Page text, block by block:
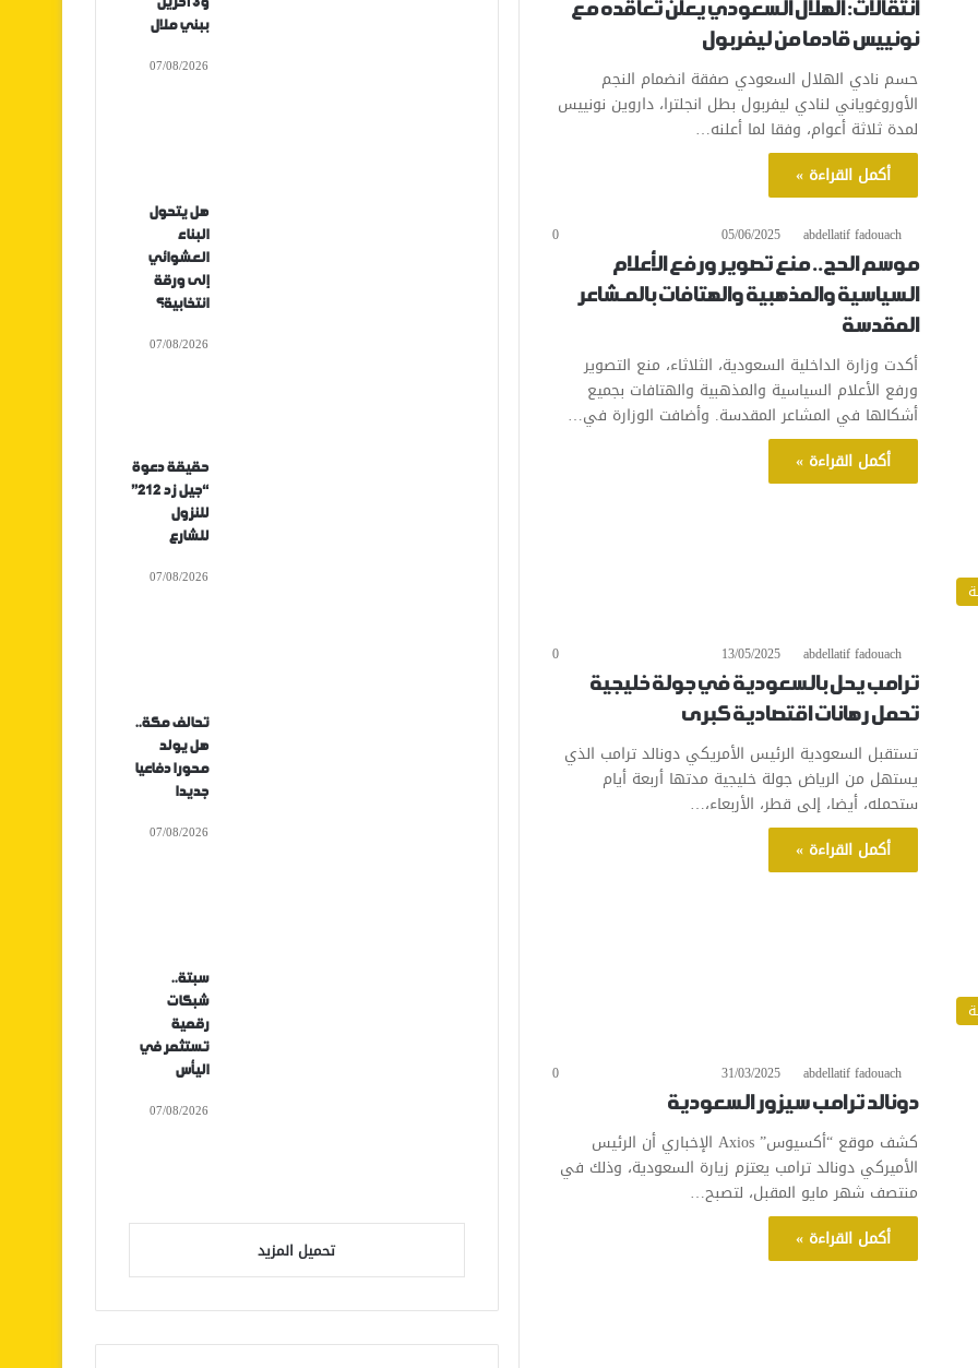
انتقالات: الهلال السعودي يعلن تعاقده مع
نونييس قادما من ليفربول
حسم نادي الهلال السعودي صفقة انضمام النجم
الأوروغوياني لنادي ليفربول بطل انجلترا، داروين نونييس
لمدة ثلاثة أعوام، وفقا لما أعلنه…
أكمل القراءة »
abdellatif fadouach
05/06/2025
0
موسم الحج.. منع تصوير ورفع الأعلام
السياسية والمذهبية والهتافات بالمـشاعر
المقدسة
أكدت وزارة الداخلية السعودية، الثلاثاء، منع التصوير
ورفع الأعلام السياسية والمذهبية والهتافات بجميع
أشكالها في المشاعر المقدسة. وأضافت الوزارة في…
أكمل القراءة »
abdellatif fadouach
13/05/2025
0
ترامب يحل بالسعودية في جولة خليجية
تحمل رهانات اقتصادية كبرى
تستقبل السعودية الرئيس الأمريكي دونالد ترامب الذي
يستهل من الرياض جولة خليجية مدتها أربعة أيام
ستحمله، أيضا، إلى قطر، الأربعاء،…
أكمل القراءة »
abdellatif fadouach
31/03/2025
0
دونالد ترامب سيزور السعودية
كشف موقع “أكسيوس” Axios الإخباري أن الرئيس
الأميركي دونالد ترامب يعتزم زيارة السعودية، وذلك في
منتصف شهر مايو المقبل، لتصبح…
أكمل القراءة »
ببني ملال
07/08/2026
هل يتحول
البناء
العشوائي
إلى ورقة
انتخابية؟
07/08/2026
حقيقة دعوة
“جيل زد 212”
للنزول
للشارع
07/08/2026
تحالف مكة..
هل يولد
محورا دفاعيا
جديدا
07/08/2026
سبتة..
شبكات
رقمية
تستثمر في
اليأس
07/08/2026
تحميل المزيد